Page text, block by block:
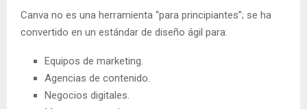
Canva no es una herramienta “para principiantes”; se ha
convertido en un estándar de diseño ágil para:
Equipos de marketing.
Agencias de contenido.
Negocios digitales.